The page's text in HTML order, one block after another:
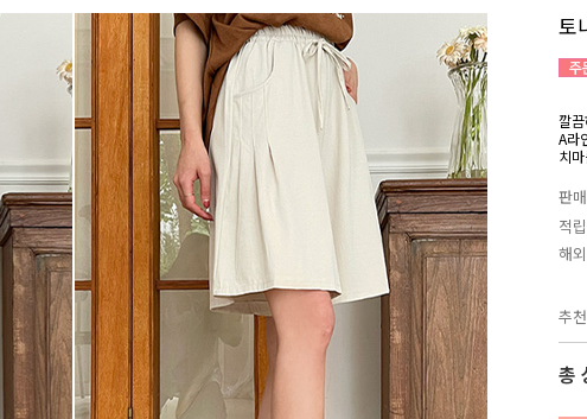
토
깔
A라
치
판
적
해
추
총